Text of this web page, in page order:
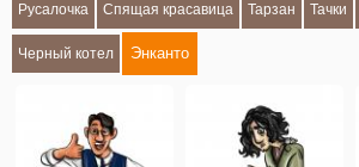
Русалочка Спящая красавица Тарзан Тачки
Черный котел Энканто